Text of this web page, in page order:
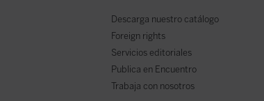
Descarga nuestro catálogo
Foreign rights
Servicios editoriales
Publica en Encuentro
Trabaja con nosotros